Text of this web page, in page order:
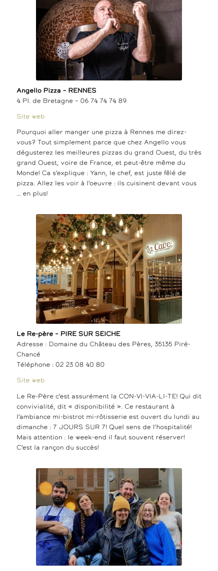
Angello Pizza – RENNES
4 Pl. de Bretagne – 06 74 74 74 89
Site web
Pourquoi aller manger une pizza à Rennes me direz-
vous? Tout simplement parce que chez Angello vous
dégusterez les meilleures pizzas du grand Ouest, du très
grand Ouest, voire de France, et peut-être même du
Monde! Ca s’explique : Yann, le chef, est juste fêlé de
pizza. Allez les voir à l’oeuvre : ils cuisinent devant vous
… en plus!
Le Re-père – PIRE SUR SEICHE
Adresse : Domaine du Château des Pères, 35135 Piré-
Chancé
Téléphone : 02 23 08 40 80
Site web
Le Re-Père c’est assurément la CON-VI-VIA-LI-TE! Qui dit
convivialité, dit « disponibilité ». Ce restaurant à
l’ambiance mi-bistrot mi-rôtisserie est ouvert du lundi au
dimanche : 7 JOURS SUR 7! Quel sens de l’hospitalité!
Mais attention : le week-end il faut souvent réserver!
C’est la rançon du succès!